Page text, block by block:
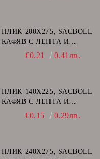
ПЛИК 200Х275, SACBOLL
КАФЯВ С ЛЕНТА И
ВЪЗДУШНИ МЕХУРИ - D/14
€0.21 0.41лв.
ПЛИК 140Х225, SACBOLL
КАФЯВ С ЛЕНТА И
ВЪЗДУШНИ МЕХУРИ - В/12
€0.15 0.29лв.
ПЛИК 240Х275, SACBOLL